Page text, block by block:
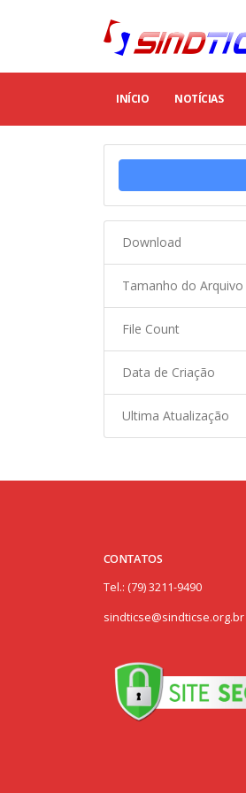
INÍCIO NOTÍCIAS
Download
Tamanho do Arquivo
File Count
Data de Criação
Ultima Atualização
CONTATOS
Tel.: (79) 3211-9490
sindticse@sindticse.org.br